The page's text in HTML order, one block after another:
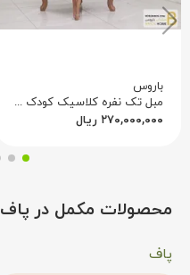
باروس
مبل تک نفره کلاسیک کودک مدل مارینا
۲۷۰,۰۰۰,۰۰۰ ریال
محصولات مکمل در پاف
پاف